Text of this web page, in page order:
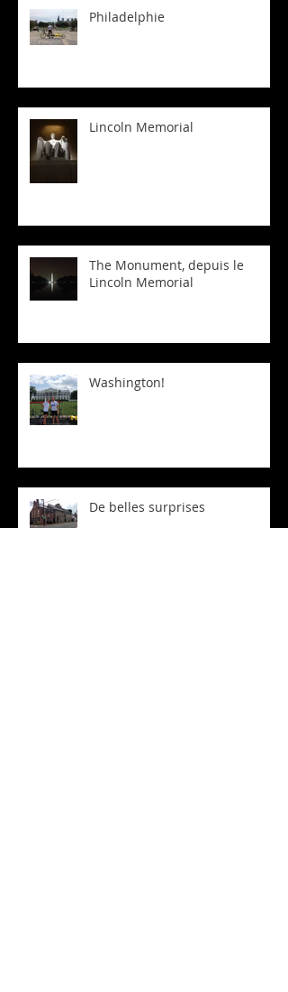
Philadelphie
Lincoln Memorial
The Monument, depuis le
Lincoln Memorial
Washington!
De belles surprises